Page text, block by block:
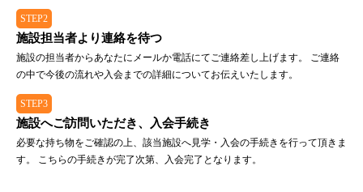
STEP2
施設担当者より連絡を待つ
施設の担当者からあなたにメールか電話にてご連絡差し上げます。 ご連絡
の中で今後の流れや入会までの詳細についてお伝えいたします。
STEP3
施設へご訪問いただき、入会手続き
必要な持ち物をご確認の上、該当施設へ見学・入会の手続きを行って頂きま
す。 こちらの手続きが完了次第、入会完了となります。